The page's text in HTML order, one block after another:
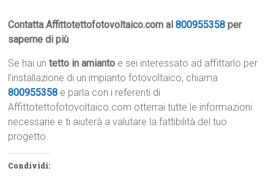
Contatta Affittotettofotovoltaico.com al800955358 per
saperne di più
Se hai untetto in amianto e sei interessato ad affittarlo per
l’installazione di un impianto fotovoltaico, chiama
800955358 e parla con i referenti di
Affittotettofotovoltaico.com otterrai tutte le informazioni
necessarie e ti aiuterà a valutare la fattibilità del tuo
progetto.
Condividi: